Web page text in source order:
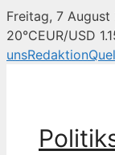
Freitag, 7 August
20°CEUR/USD
unsRedaktion